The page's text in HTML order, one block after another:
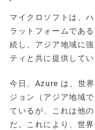
マイクロソフトは、
ラットフォームであ
続し、アジア地域に
ティと共に提供してい
今日、Azure は、世
ジョン（アジア地域
ているが、これは他
だ。これにより、世